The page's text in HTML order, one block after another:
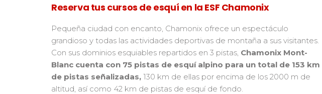
Mídete con otros competidores
Reserva tus cursos de esquí en la ESF Chamonix
Pequeña ciudad con encanto, Chamonix ofrece un espectáculo
grandioso y todas las actividades deportivas de montaña a sus visitantes.
Con sus dominios esquiables repartidos en 3 pistas, Chamonix Mont-
Blanc cuenta con 75 pistas de esquí alpino para un total de 153 km
de pistas señalizadas, 130 km de ellas por encima de los 2000 m de
altitud, así como 42 km de pistas de esquí de fondo.